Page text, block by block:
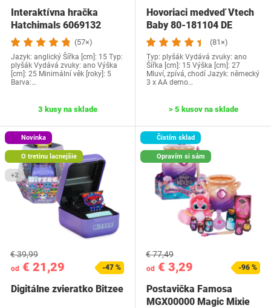
Interaktívna hračka
Hatchimals 6069132
(57×)
Jazyk: anglický Šířka [cm]: 15 Typ:
plyšák Vydává zvuky: ano Výška
[cm]: 25 Minimální věk [roky]: 5
Barva:…
3 kusy na sklade
Hovoriaci medveď Vtech
Baby 80-181104 DE
(81×)
Typ: plyšák Vydává zvuky: ano
Šířka [cm]: 15 Výška [cm]: 27
Mluví, zpívá, chodí Jazyk: německý
3 x AA demo…
> 5 kusov na sklade
Novinka
O tretinu lacnejšie
+2
od € 21,29
€ 39,99
-47 %
Digitálne zvieratko Bitzee
Čistím sklad
Opravím si sám
od € 3,29
€ 77,49
-96 %
Postavička Famosa
MGX00000 Magic Mixie